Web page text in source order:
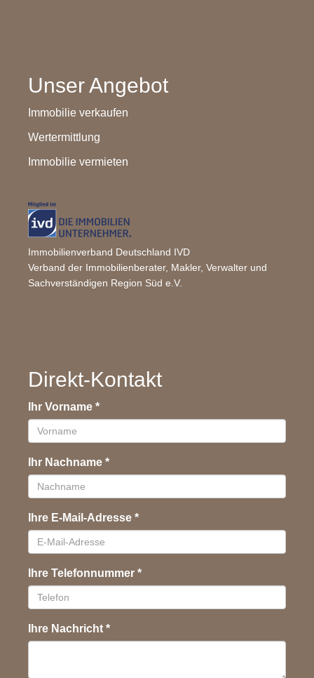
Unser Angebot
Immobilie verkaufen
Wertermittlung
Immobilie vermieten
Immobilienverband Deutschland IVD
Verband der Immobilienberater, Makler, Verwalter und
Sachverständigen Region Süd e.V.
Direkt-Kontakt
Ihr Vorname *
Ihr Nachname *
Ihre E-Mail-Adresse *
Ihre Telefonnummer *
Ihre Nachricht *